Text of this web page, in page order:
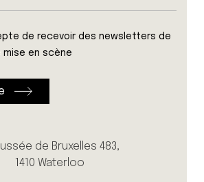
de recevoir des newsletters de
mise en scène
de Bruxelles 483,
1410 Waterloo